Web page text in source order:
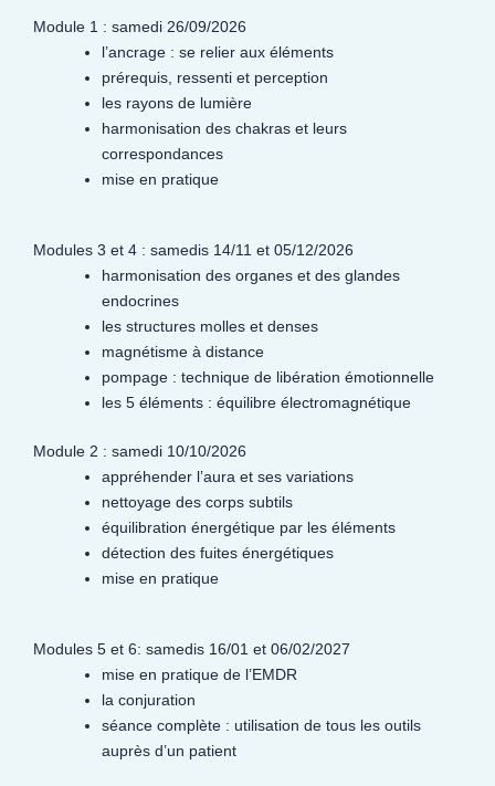
Module 1 : samedi 26/09/2026
l’ancrage : se relier aux éléments
prérequis, ressenti et perception
les rayons de lumière
harmonisation des chakras et leurs
correspondances
mise en pratique
Modules 3 et 4 : samedis 14/11 et 05/12/2026
harmonisation des organes et des glandes
endocrines
les structures molles et denses
magnétisme à distance
pompage : technique de libération émotionnelle
les 5 éléments : équilibre électromagnétique
Module 2 : samedi 10/10/2026
appréhender l’aura et ses variations
nettoyage des corps subtils
équilibration énergétique par les éléments
détection des fuites énergétiques
mise en pratique
Modules 5 et 6: samedis 16/01 et 06/02/2027
mise en pratique de l’EMDR
la conjuration
séance complète : utilisation de tous les outils
auprès d’un patient